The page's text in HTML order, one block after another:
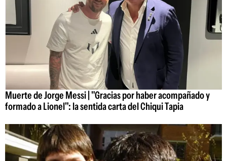
Muerte de Jorge Messi | "Gracias por haber acompañado y
formado a Lionel": la sentida carta del Chiqui Tapia